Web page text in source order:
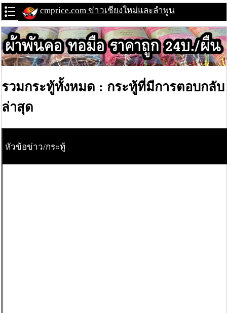
cmprice.com ข่าวเชียงใหม่และลำพูน
รวมกระทู้ทั้งหมด : กระทู้ที่มีการตอบกลับ
ล่าสุด
หัวข้อข่าว/กระทู้